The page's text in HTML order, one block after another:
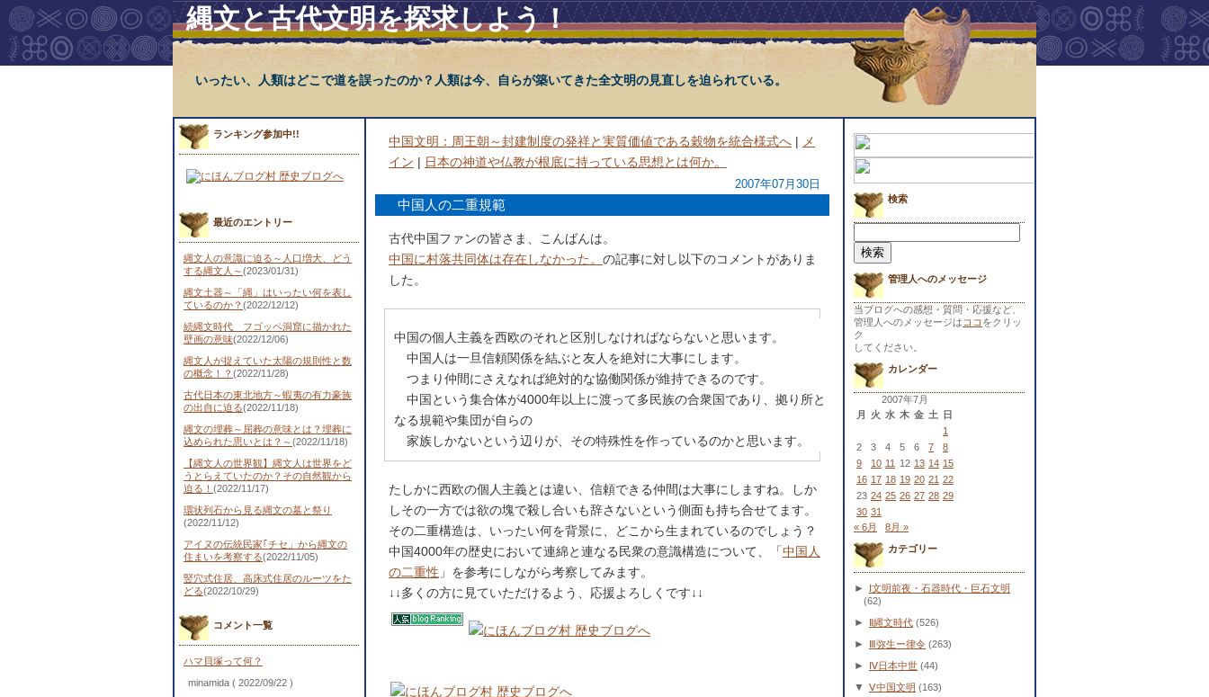
縄文と古代文明を探求しよう！
いったい、人類はどこで道を誤ったのか？人類は今、自らが築いてきた全文明の見直しを迫られている。
ランキング参加中!!
最近のエントリー
縄文人の意識に迫る～人口増大、どう
する縄文人～(2023/01/31)
縄文土器～「縄」はいったい何を表し
ているのか？ (2022/12/12)
続縄文時代 フゴッペ洞窟に描かれた
壁画の意味(2022/12/06)
縄文人が捉えていた太陽の規則性と数
の概念！？ (2022/11/28)
古代日本の東北地方～蝦夷の有力豪族
の出自に迫る(2022/11/18)
縄文の埋葬～屈葬の意味とは？埋葬に
込められた思いとは？～(2022/11/18)
【縄文人の世界観】縄文人は世界をど
うとらえていたのか？その自然観から
迫る！ (2022/11/17)
環状列石から見る縄文の墓と祭り
(2022/11/12)
アイヌの伝統民家｢チセ」から縄文の
住まいを考察する(2022/11/05)
竪穴式住居、高床式住居のルーツをた
どる(2022/10/29)
コメント一覧
ハマ貝塚って何？
minamida ( 2022/09/22 )
中国文明：周王朝～封建制度の発祥と実質価値である穀物を統合様式へ | メ
イン | 日本の神道や仏教が根底に持っている思想とは何か。
2007年07月30日
中国人の二重規範
古代中国ファンの皆さま、こんばんは。
中国に村落共同体は存在しなかった。 の記事に対し以下のコメントがありま
した。
中国の個人主義を西欧のそれと区別しなければならないと思います。
中国人は一旦信頼関係を結ぶと友人を絶対に大事にします。
つまり仲間にさえなれば絶対的な協働関係が維持できるのです。
中国という集合体が4000年以上に渡って多民族の合衆国であり、拠り所と
なる規範や集団が自らの
家族しかないという辺りが、その特殊性を作っているのかと思います。
たしかに西欧の個人主義とは違い、信頼できる仲間は大事にしますね。しか
しその一方では欲の塊で殺し合いも辞さないという側面も持ち合せてます。
その二重構造は、いったい何を背景に、どこから生まれているのでしょう？
中国4000年の歴史において連綿と連なる民衆の意識構造について、「中国人
の二重性 」を参考にしながら考察してみます。
↓↓多くの方に見ていただけるよう、応援よろしくです↓↓
検索
索:
管理人へのメッセージ
当ブログへの感想・質問・応援など、
管理人へのメッセージは ココ をクリッ
ク
してください。
カレンダー
2007年7月
月
火 水 木 金 土
日
1
2
3 4 5 6 7
8
9
10 11 12 13 14 15
16 17 18 19 20 21 22
23 24 25 26 27 28 29
30 31
« 6月
8月 »
カテゴリー
►
Ⅰ文明前夜・石器時代・巨石文明
(62)
► Ⅱ縄文時代 (526)
► Ⅲ弥生ー律令 (263)
► Ⅳ日本中世 (44)
▼ Ⅴ中国文明 (163)